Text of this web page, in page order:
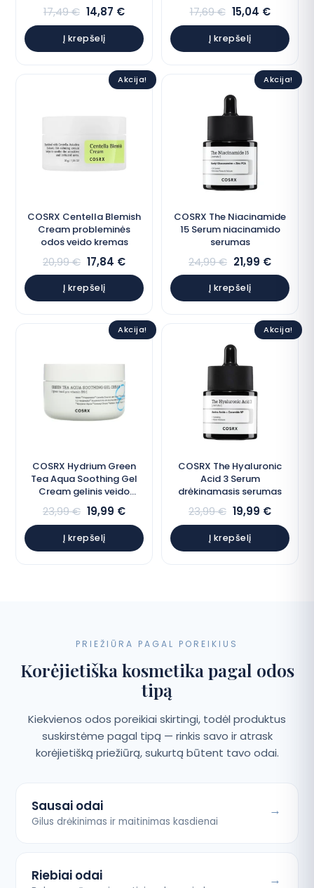
17,49€ 14,87 €
Į krepšelį
17,69€ 15,04 €
Į krepšelį
Akcija!
COSRX Centella Blemish
Cream probleminės
odos veido kremas
20,99€ 17,84 €
Į krepšelį
Akcija!
COSRX The Niacinamide
15 Serum niacinamido
serumas
24,99€ 21,99 €
Į krepšelį
Akcija!
COSRX Hydrium Green
Tea Aqua Soothing Gel
Cream gelinis veido
kremas
23,99€ 19,99 €
Į krepšelį
Akcija!
COSRX The Hyaluronic
Acid 3 Serum
drėkinamasis serumas
23,99€ 19,99 €
Į krepšelį
PRIEŽIŪRA PAGAL POREIKIUS
Korėjietiška kosmetika pagal odos
tipą
Kiekvienos odos poreikiai skirtingi, todėl produktus
suskirstėme pagal tipą — rinkis savo ir atrask
korėjietišką priežiūrą, sukurtą būtent tavo odai.
Sausai odai
Gilus drėkinimas ir maitinimas kasdienai
Riebiai odai